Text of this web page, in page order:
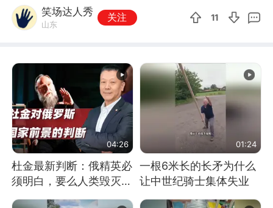
笑场达人秀
山东
关注 11
04:26
杜金最新判断：俄精英必
须明白，要么人类毁灭，
要么俄毁灭
01:24
一根6米长的长矛为什么
让中世纪骑士集体失业